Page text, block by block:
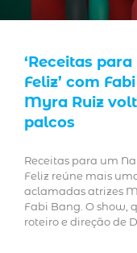
‘Receitas
Feliz’ com
Myra Ruiz
palcos
Receitas para um
Feliz reúne mais
aclamadas atrizes
Fabi Bang. O show,
roteiro e direção de